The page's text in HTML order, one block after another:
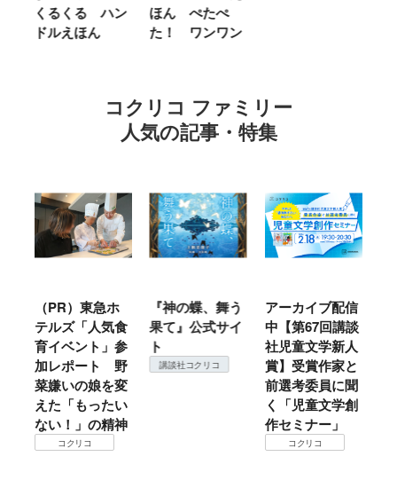
くるくる ハン
ドルえほん
ほん ぺたぺ
た！ ワンワン
コクリコ ファミリー
人気の記事・特集
（PR）東急ホ
テルズ「人気食
育イベント」参
加レポート 野
菜嫌いの娘を変
えた「もったい
ない！」の精神
コクリコ
『神の蝶、舞う
果て』公式サイ
ト
講談社コクリコ
アーカイブ配信
中【第67回講談
社児童文学新人
賞】受賞作家と
前選考委員に聞
く「児童文学創
作セミナー」
コクリコ